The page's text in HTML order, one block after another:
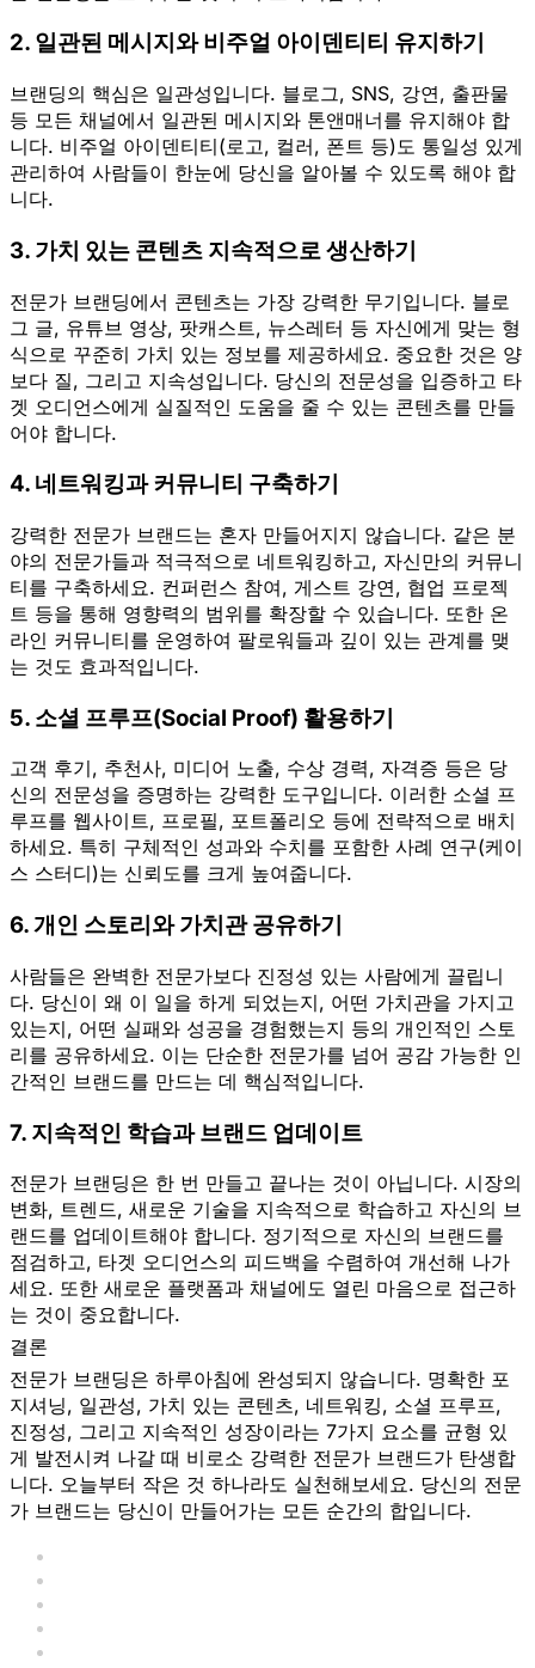
2. 일관된 메시지와 비주얼 아이덴티티 유지하기
브랜딩의 핵심은 일관성입니다. 블로그, SNS, 강연, 출판물
등 모든 채널에서 일관된 메시지와 톤앤매너를 유지해야 합
니다. 비주얼 아이덴티티(로고, 컬러, 폰트 등)도 통일성 있게
관리하여 사람들이 한눈에 당신을 알아볼 수 있도록 해야 합
니다.
3. 가치 있는 콘텐츠 지속적으로 생산하기
전문가 브랜딩에서 콘텐츠는 가장 강력한 무기입니다. 블로
그 글, 유튜브 영상, 팟캐스트, 뉴스레터 등 자신에게 맞는 형
식으로 꾸준히 가치 있는 정보를 제공하세요. 중요한 것은 양
보다 질, 그리고 지속성입니다. 당신의 전문성을 입증하고 타
겟 오디언스에게 실질적인 도움을 줄 수 있는 콘텐츠를 만들
어야 합니다.
4. 네트워킹과 커뮤니티 구축하기
강력한 전문가 브랜드는 혼자 만들어지지 않습니다. 같은 분
야의 전문가들과 적극적으로 네트워킹하고, 자신만의 커뮤니
티를 구축하세요. 컨퍼런스 참여, 게스트 강연, 협업 프로젝
트 등을 통해 영향력의 범위를 확장할 수 있습니다. 또한 온
라인 커뮤니티를 운영하여 팔로워들과 깊이 있는 관계를 맺
는 것도 효과적입니다.
5. 소셜 프루프(Social Proof) 활용하기
고객 후기, 추천사, 미디어 노출, 수상 경력, 자격증 등은 당
신의 전문성을 증명하는 강력한 도구입니다. 이러한 소셜 프
루프를 웹사이트, 프로필, 포트폴리오 등에 전략적으로 배치
하세요. 특히 구체적인 성과와 수치를 포함한 사례 연구(케이
스 스터디)는 신뢰도를 크게 높여줍니다.
6. 개인 스토리와 가치관 공유하기
사람들은 완벽한 전문가보다 진정성 있는 사람에게 끌립니
다. 당신이 왜 이 일을 하게 되었는지, 어떤 가치관을 가지고
있는지, 어떤 실패와 성공을 경험했는지 등의 개인적인 스토
리를 공유하세요. 이는 단순한 전문가를 넘어 공감 가능한 인
간적인 브랜드를 만드는 데 핵심적입니다.
7. 지속적인 학습과 브랜드 업데이트
전문가 브랜딩은 한 번 만들고 끝나는 것이 아닙니다. 시장의
변화, 트렌드, 새로운 기술을 지속적으로 학습하고 자신의 브
랜드를 업데이트해야 합니다. 정기적으로 자신의 브랜드를
점검하고, 타겟 오디언스의 피드백을 수렴하여 개선해 나가
세요. 또한 새로운 플랫폼과 채널에도 열린 마음으로 접근하
는 것이 중요합니다.
결론
전문가 브랜딩은 하루아침에 완성되지 않습니다. 명확한 포
지셔닝, 일관성, 가치 있는 콘텐츠, 네트워킹, 소셜 프루프,
진정성, 그리고 지속적인 성장이라는 7가지 요소를 균형 있
게 발전시켜 나갈 때 비로소 강력한 전문가 브랜드가 탄생합
니다. 오늘부터 작은 것 하나라도 실천해보세요. 당신의 전문
가 브랜드는 당신이 만들어가는 모든 순간의 합입니다.